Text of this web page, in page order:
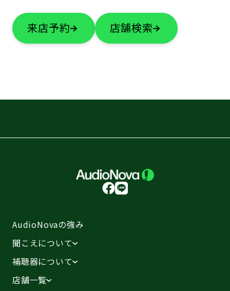
来店予約 店舗検索
AudioNovaの強み
聞こえについて
補聴器について
店舗一覧